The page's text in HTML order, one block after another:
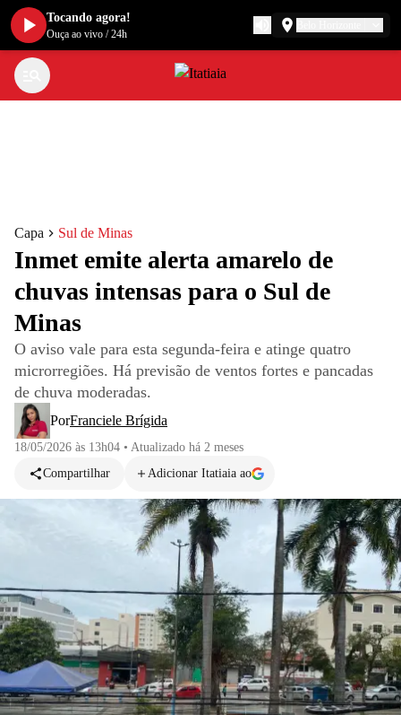
Capa Sul de Minas
Inmet emite alerta amarelo de
chuvas intensas para o Sul de
Minas
O aviso vale para esta segunda-feira e atinge quatro
microrregiões. Há previsão de ventos fortes e pancadas
de chuva moderadas.
PorFranciele Brígida
18/05/2026 às 13h04 • Atualizado há 2 meses
Compartilhar
Adicionar Itatiaia ao
Tocando agora!
Ouça ao vivo /24h